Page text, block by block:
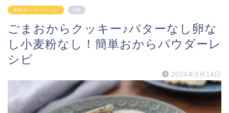
米粉クッキーレシピ PR
ごまおからクッキー♪バターなし卵な
し小麦粉なし！簡単おからパウダーレ
シピ
2024年8月14日